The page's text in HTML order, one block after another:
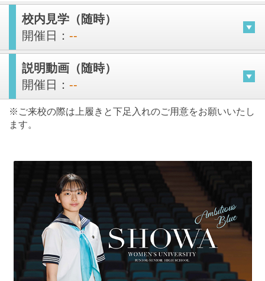
校内見学（随時）
開催日： --
説明動画（随時）
開催日： --
※ご来校の際は上履きと下足入れのご用意をお願いいたし
ます。